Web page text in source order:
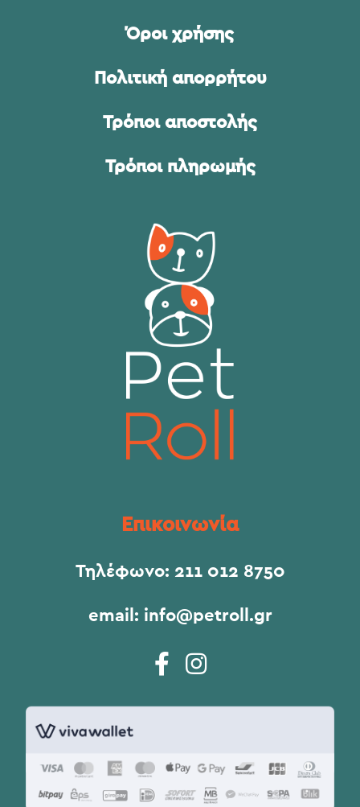
Όροι χρήσης
Πολιτική απορρήτου
Τρόποι αποστολής
Τρόποι πληρωμής
Επικοινωνία
Τηλέφωνο: 211 012 8750
email: info@petroll.gr